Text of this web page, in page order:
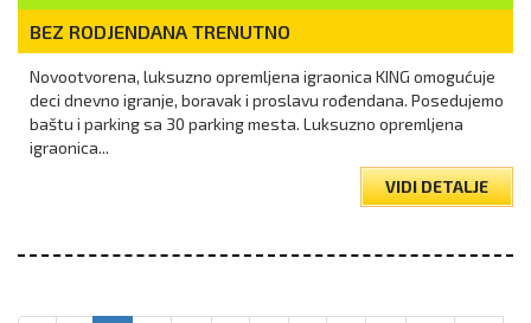
BEZ RODJENDANA TRENUTNO
Novootvorena, luksuzno opremljena igraonica KING omogućuje
deci dnevno igranje, boravak i proslavu rođendana. Posedujemo
baštu i parking sa 30 parking mesta. Luksuzno opremljena
igraonica...
VIDI DETALJE